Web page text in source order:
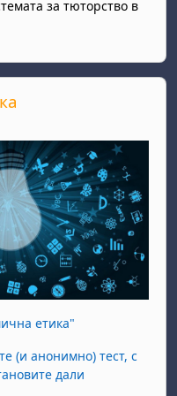
за тюторство в
етика"
(и анонимно) тест, с
дали